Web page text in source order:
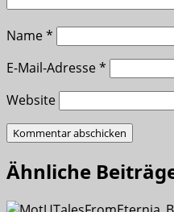
Name*
E-Mail-Adresse*
Website
Ähnliche